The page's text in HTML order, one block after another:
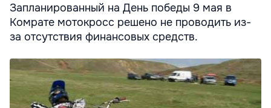
Запланированный на День победы 9 мая в
Комрате мотокросс решено не проводить из-
за отсутствия финансовых средств.